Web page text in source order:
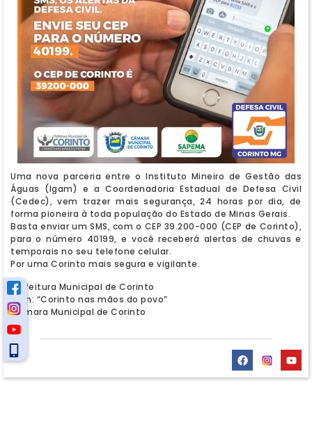
Uma nova parceria entre o Instituto Mineiro de Gestão das
Águas (Igam) e a Coordenadoria Estadual de Defesa Civil
(Cedec), vem trazer mais segurança, 24 horas por dia, de
forma pioneira à toda população do Estado de Minas Gerais.
Basta enviar um SMS, com o CEP 39.200-000 (CEP de Corinto),
para o número 40199, e você receberá alertas de chuvas e
temporais no seu telefone celular.
Por uma Corinto mais segura e vigilante.
Prefeitura Municipal de Corinto
Adm: “Corinto nas mãos do povo”
Câmara Municipal de Corinto